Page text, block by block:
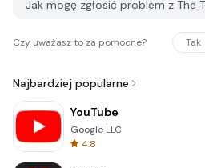
Czy uważasz to za pomocne? Tak
Najbardziej popularne
YouTube
Google LLC
4.8